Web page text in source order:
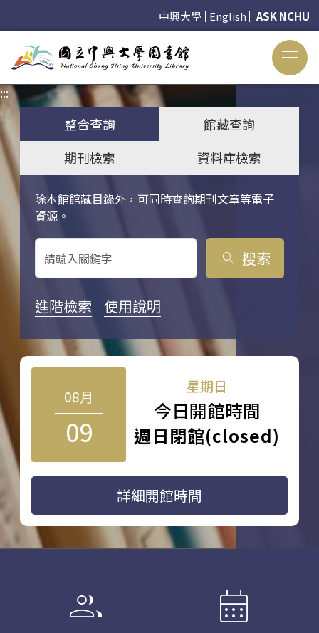
中興大學 English ASK NCHU
:::
整合查詢
館藏查詢
期刊檢索
資料庫檢索
除本館館藏目錄外，可同時查詢期刊文章等電子
資源。
關鍵字搜尋
search 搜索
進階檢索 使用說明
08月
09
星期日
今日開館時間
週日閉館(closed)
詳細開館時間
group calendar_month